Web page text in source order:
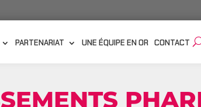
PARTENARIAT UNE ÉQUIPE EN OR CONTACT